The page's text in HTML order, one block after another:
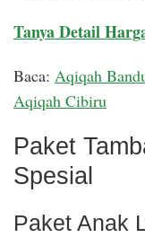
Tanya Detail
Baca: Aqiqah
Aqiqah Cibiru
Paket
Spesial
Paket Anak